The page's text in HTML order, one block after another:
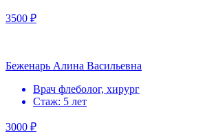
3500 ₽
Беженарь Алина Васильевна
Врач флеболог, хирург
Стаж: 5 лет
3000 ₽